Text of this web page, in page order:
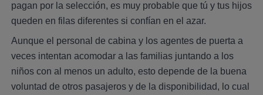
pagan por la selección, es muy probable que tú y tus hijos
queden en filas diferentes si confían en el azar.
Aunque el personal de cabina y los agentes de puerta a
veces intentan acomodar a las familias juntando a los
niños con al menos un adulto, esto depende de la buena
voluntad de otros pasajeros y de la disponibilidad, lo cual